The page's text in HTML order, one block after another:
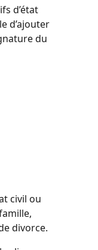
d’état
d’ajouter
du
civil ou
divorce.